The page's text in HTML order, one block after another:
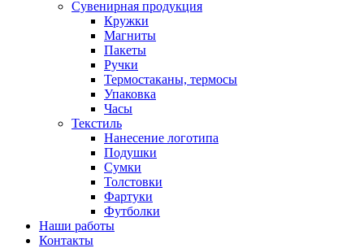
Сувенирная продукция
Кружки
Магниты
Пакеты
Ручки
Термостаканы, термосы
Упаковка
Часы
Текстиль
Нанесение логотипа
Подушки
Сумки
Толстовки
Фартуки
Футболки
Наши работы
Контакты